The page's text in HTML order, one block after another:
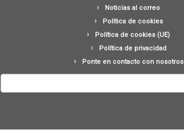
Noticias al correo
Política de cookies
Política de cookies (UE)
Política de privacidad
Ponte en contacto con nosotros